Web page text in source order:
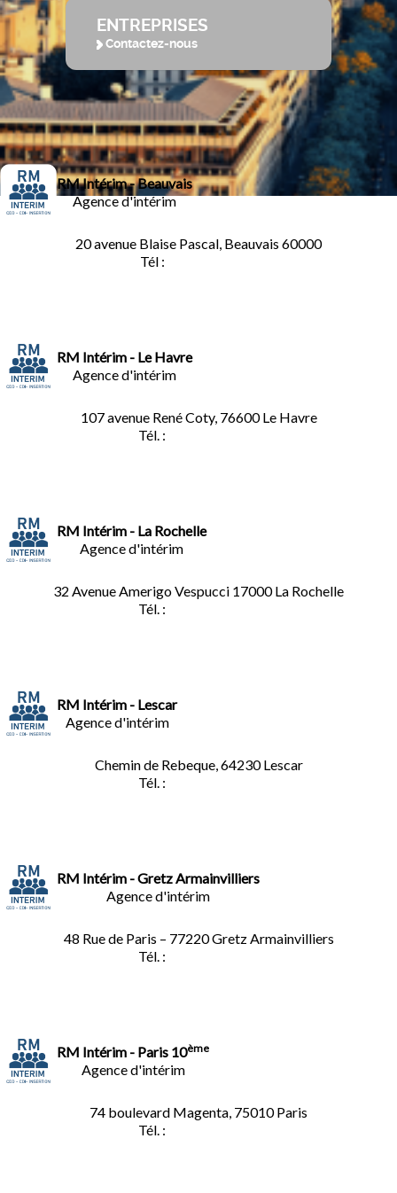
ENTREPRISES
Contactez-nous
RM Intérim - Beauvais
Agence d'intérim
20 avenue Blaise Pascal, Beauvais 60000
Tél :
RM Intérim - Le Havre
Agence d'intérim
107 avenue René Coty, 76600 Le Havre
Tél. :
RM Intérim - La Rochelle
Agence d'intérim
32 Avenue Amerigo Vespucci 17000 La Rochelle
Tél. :
RM Intérim - Lescar
Agence d'intérim
Chemin de Rebeque, 64230 Lescar
Tél. :
RM Intérim - Gretz Armainvilliers
Agence d'intérim
48 Rue de Paris – 77220 Gretz Armainvilliers
Tél. :
RM Intérim - Paris 10ème
Agence d'intérim
74 boulevard Magenta, 75010 Paris
Tél. :